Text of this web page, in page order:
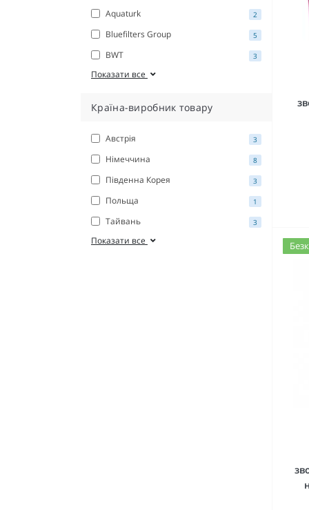
Aquaturk 2
Bluefilters Group 5
BWT 3
Показати все
Країна-виробник товару
Австрія 3
Німеччина 8
Південна Корея 3
Польща 1
Тайвань 3
Показати все